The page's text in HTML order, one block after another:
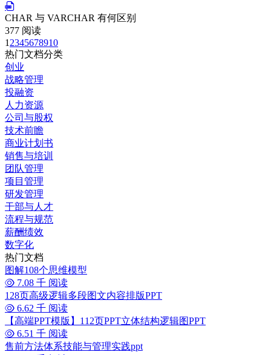
CHAR 与 VARCHAR 有何区别
377 阅读
1 2345678910
热门文档分类
创业
战略管理
投融资
人力资源
公司与股权
技术前瞻
商业计划书
销售与培训
团队管理
项目管理
研发管理
干部与人才
流程与规范
薪酬绩效
数字化
热门文档
图解108个思维模型
7.08 千 阅读
128页高级逻辑多段图文内容排版PPT
6.62 千 阅读
【高端PPT模版】112页PPT立体结构逻辑图PPT
6.51 千 阅读
售前方法体系技能与管理实践ppt